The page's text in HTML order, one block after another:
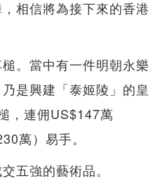
相信將為接下來的香港
。當中有一件明朝永樂
是興建「泰姬陵」的皇
，連佣US$147萬
萬）易手。
五強的藝術品。